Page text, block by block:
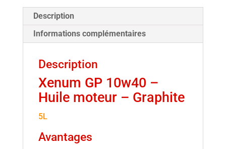
Description
Informations complémentaires
Description
Xenum GP 10w40 –
Huile moteur – Graphite
5L
Avantages